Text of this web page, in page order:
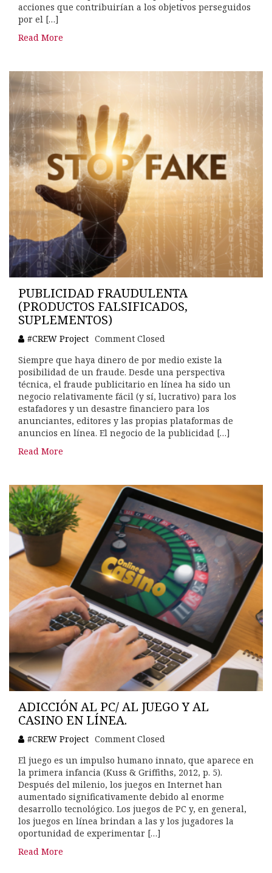
acciones que contribuirían a los objetivos perseguidos
por el […]
Read More
PUBLICIDAD FRAUDULENTA
(PRODUCTOS FALSIFICADOS,
SUPLEMENTOS)
#CREW Project Comment Closed
Siempre que haya dinero de por medio existe la
posibilidad de un fraude. Desde una perspectiva
técnica, el fraude publicitario en línea ha sido un
negocio relativamente fácil (y sí, lucrativo) para los
estafadores y un desastre financiero para los
anunciantes, editores y las propias plataformas de
anuncios en línea. El negocio de la publicidad […]
Read More
ADICCIÓN AL PC/ AL JUEGO Y AL
CASINO EN LÍNEA.
#CREW Project Comment Closed
El juego es un impulso humano innato, que aparece en
la primera infancia (Kuss & Griffiths, 2012, p. 5).
Después del milenio, los juegos en Internet han
aumentado significativamente debido al enorme
desarrollo tecnológico. Los juegos de PC y, en general,
los juegos en línea brindan a las y los jugadores la
oportunidad de experimentar […]
Read More